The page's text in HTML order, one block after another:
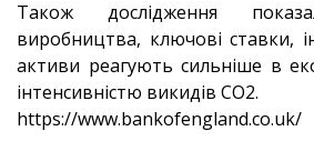
Також дослідження
виробництва, ключові ставки,
активи реагують сильніше в
інтенсивністю викидів CO2.
https://www.bankofengland.co.uk/